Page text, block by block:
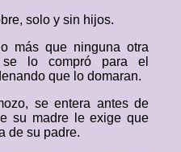
solo y sin hijos.
más que ninguna otra
lo compró para el
que lo domaran.
se entera antes de
su madre le exige que
de su padre.